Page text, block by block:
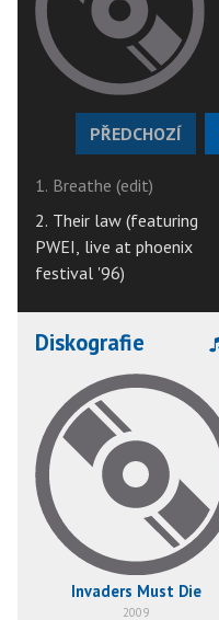
PŘEDCHOZÍ
1. Breathe (edit)
2. Their law (featuring
PWEI, live at phoenix
festival '96)
Diskografie
Invaders Must Die
2009